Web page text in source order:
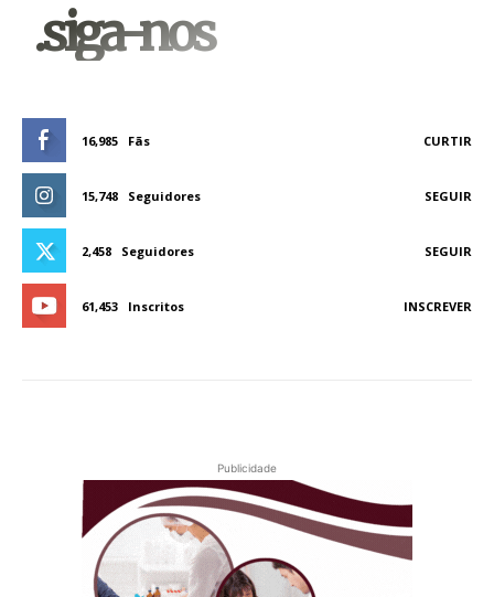
.siga-nos
16,985 Fãs CURTIR
15,748 Seguidores SEGUIR
2,458 Seguidores SEGUIR
61,453 Inscritos INSCREVER
Publicidade